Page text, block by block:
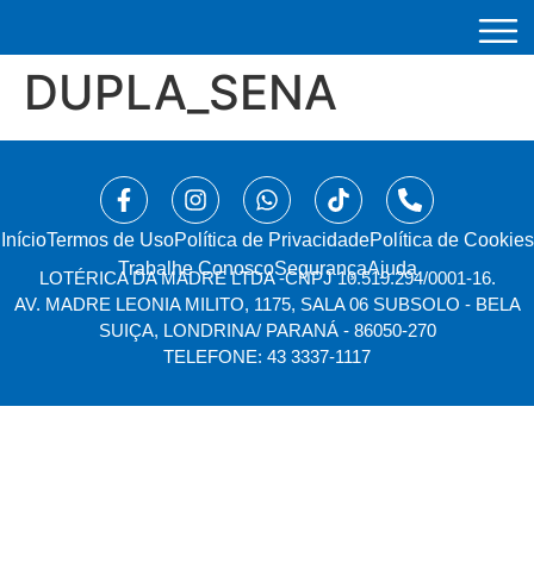
DUPLA_SENA
Início⁠Termos de UsoPolítica de PrivacidadePolítica de Cookies
Trabalhe ConoscoSegurançaAjuda
LOTÉRICA DA MADRE LTDA -CNPJ 10.519.294/0001-16.
AV. MADRE LEONIA MILITO, 1175, SALA 06 SUBSOLO - BELA
SUIÇA, LONDRINA/ PARANÁ - 86050-270
TELEFONE: 43 3337-1117